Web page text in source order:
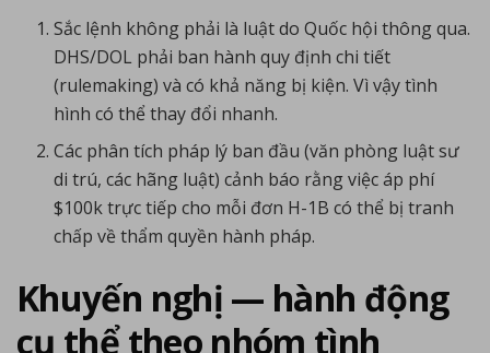
Sắc lệnh không phải là luật do Quốc hội thông qua.
DHS/DOL phải ban hành quy định chi tiết
(rulemaking) và có khả năng bị kiện. Vì vậy tình
hình có thể thay đổi nhanh.
Các phân tích pháp lý ban đầu (văn phòng luật sư
di trú, các hãng luật) cảnh báo rằng việc áp phí
$100k trực tiếp cho mỗi đơn H-1B có thể bị tranh
chấp về thẩm quyền hành pháp.
Khuyến nghị — hành động
cụ thể theo nhóm tình